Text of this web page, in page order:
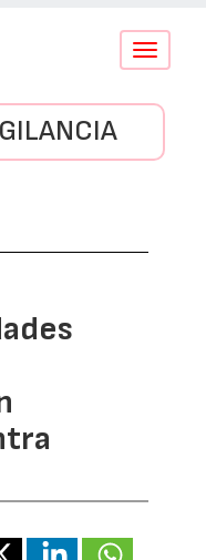
Conmutar